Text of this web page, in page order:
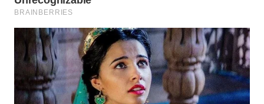
WN
WN
MALUKU
WN